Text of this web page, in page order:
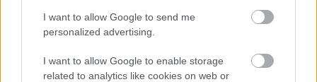
I want to allow Google to send me
personalized advertising.
I want to allow Google to enable storage
related to analytics like cookies on web or